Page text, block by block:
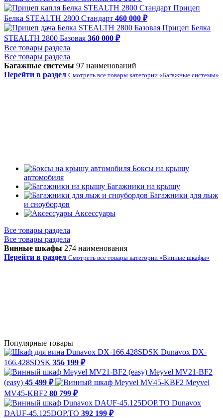
Прицеп
Белка STEALTH 2800 Стандарт 460 000 ₽
Прицеп Белка
STEALTH 2800 Базовая 360 000 ₽
Все товары раздела
Все товары раздела
Багажные системы 97 наименований
Перейти в раздел Смотреть все товары категории «Багажные системы»
Боксы на крышу
автомобиля
Багажники на крышу
Багажники для лыж
и сноубордов
Аксессуары
Все товары раздела
Все товары раздела
Винные шкафы 274 наименования
Перейти в раздел Смотреть все товары категории «Винные шкафы»
Популярные товары
Dunavox DX-
166.428SDSK 356 199 ₽
Meyvel MV21-BF2
(easy) 45 499 ₽
Meyvel
MV45-KBF2 80 799 ₽
Dunavox
DAUF-45.125DOP.TO 392 199 ₽